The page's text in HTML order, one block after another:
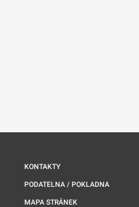
KONTAKTY
PODATELNA / POKLADNA
MAPA STRÁNEK